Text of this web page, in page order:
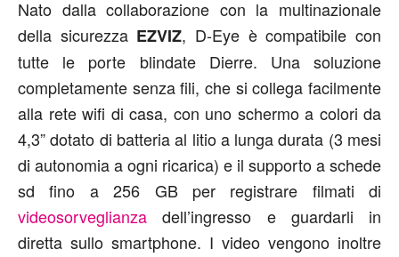
Nato dalla collaborazione con la multinazionale
della sicurezza EZVIZ, D-Eye è compatibile con
tutte le porte blindate Dierre. Una soluzione
completamente senza fili, che si collega facilmente
alla rete wifi di casa, con uno schermo a colori da
4,3” dotato di batteria al litio a lunga durata (3 mesi
di autonomia a ogni ricarica) e il supporto a schede
sd fino a 256 GB per registrare filmati di
videosorveglianza dell’ingresso e guardarli in
diretta sullo smartphone. I video vengono inoltre